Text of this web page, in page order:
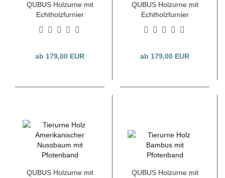
QUBUS Holzurne mit
Echtholzfurnier
Pfotenband, versch.
ab 179,00 EUR
QUBUS Holzurne mit
Echtholzfurnier
Pfotenband, versch.
ab 179,00 EUR
QUBUS Holzurne mit
QUBUS Holzurne mit